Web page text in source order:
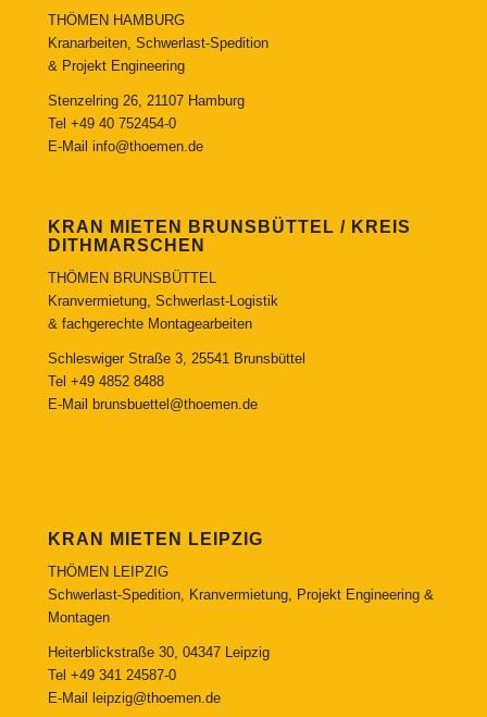
THÖMEN HAMBURG
Kranarbeiten, Schwerlast-Spedition
& Projekt Engineering
Stenzelring 26, 21107 Hamburg
Tel +49 40 752454-0
E-Mail info@thoemen.de
KRAN MIETEN BRUNSBÜTTEL / KREIS
DITHMARSCHEN
THÖMEN BRUNSBÜTTEL
Kranvermietung, Schwerlast-Logistik
& fachgerechte Montagearbeiten
Schleswiger Straße 3, 25541 Brunsbüttel
Tel +49 4852 8488
E-Mail
brunsbuettel@thoemen.de
KRAN MIETEN LEIPZIG
THÖMEN LEIPZIG
Schwerlast-Spedition, Kranvermietung, Projekt Engineering &
Montagen
Heiterblickstraße 30, 04347 Leipzig
Tel +49 341 24587-0
E-Mail
leipzig@thoemen.de